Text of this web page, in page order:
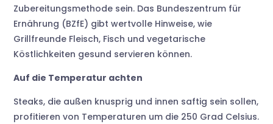
Zubereitungsmethode sein. Das Bundeszentrum für
Ernährung (BZfE) gibt wertvolle Hinweise, wie
Grillfreunde Fleisch, Fisch und vegetarische
Köstlichkeiten gesund servieren können.
Auf die Temperatur achten
Steaks, die außen knusprig und innen saftig sein sollen,
profitieren von Temperaturen um die 250 Grad Celsius.